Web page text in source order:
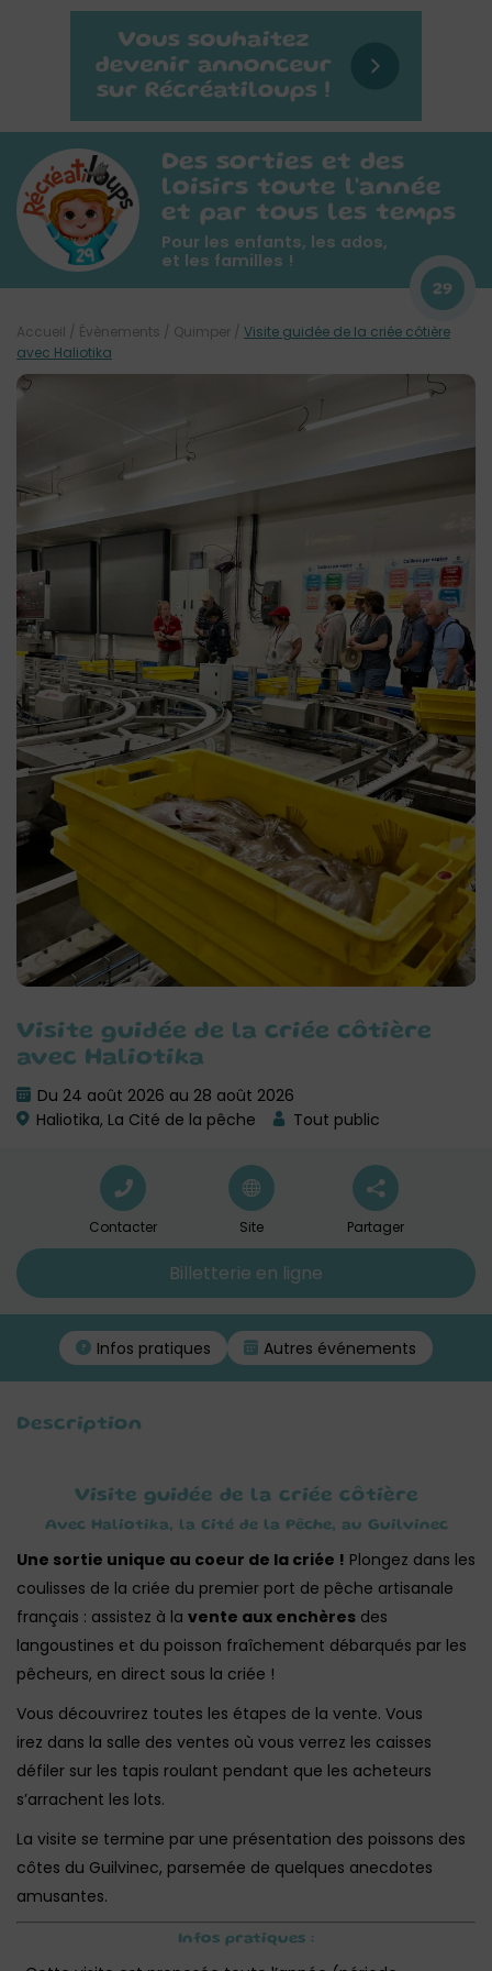
Des sorties et des
loisirs toute l'année
et par tous les temps
Pour les enfants, les ados,
et les familles !
29
Visite guidée de la criée côtière
avec Haliotika
Du 24 août 2026 au 28 août 2026
Haliotika, La Cité de la pêche
Tout public
Accueil / Évènements / Quimper / Visite guidée de la criée côtière
avec Haliotika
Contacter Site Partager
Billetterie en ligne
Infos pratiques Autres événements
Description
Visite guidée de la criée côtière
Avec Haliotika, la Cité de la Pêche, au Guilvinec
Une sortie unique au coeur de la criée ! Plongez dans les
coulisses de la criée du premier port de pêche artisanale
français : assistez à la vente aux enchères des
langoustines et du poisson fraîchement débarqués par les
pêcheurs, en direct sous la criée !
Vous découvrirez toutes les étapes de la vente. Vous
irez dans la salle des ventes où vous verrez les caisses
défiler sur les tapis roulant pendant que les acheteurs
s’arrachent les lots.
La visite se termine par une présentation des poissons des
côtes du Guilvinec, parsemée de quelques anecdotes
amusantes.
Infos pratiques :